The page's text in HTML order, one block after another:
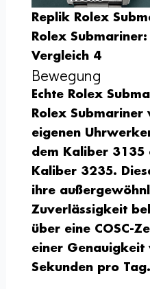
Replik Rolex
Rolex
Vergleich 4
Bewegung
Echte Rolex
Rolex
eigenen
dem Kaliber 3135
Kaliber 3235.
ihre
Zuverlässigkeit
über eine COSC-
einer Genauigkeit
Sekunden pro Tag.